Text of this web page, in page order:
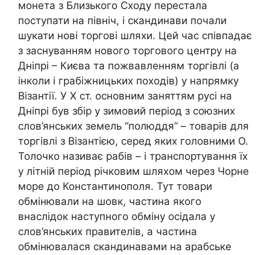
монета з Близького Сходу перестала
поступати на північ, і скандинави почали
шукати нові торгові шляхи. Цей час співпадає
з заснуванням нового торгового центру на
Дніпрі – Києва та пожвавленням торгівлі (а
інколи і грабіжницьких походів) у напрямку
Візантії. У Х ст. основним заняттям русі на
Дніпрі був збір у зимовий період з союзних
слов’янських земель “полюддя” – товарів для
торгівлі з Візантією, серед яких головними О.
Толочко називає рабів – і транспортування їх
у літній період річковим шляхом через Чорне
море до Константинополя. Тут товари
обмінювали на шовк, частина якого
внаслідок наступного обміну осідала у
слов’янських правителів, а частина
обмінювалася скандинавами на арабське